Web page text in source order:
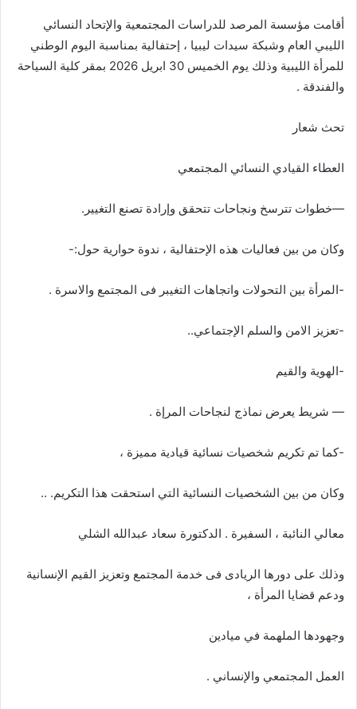
أقامت مؤسسة المرصد للدراسات المجتمعية والإتحاد النسائي
الليبي العام وشبكة سيدات ليبيا ، إحتفالية بمناسبة اليوم الوطني
للمرأة الليبية وذلك يوم الخميس 30 ابريل 2026 بمقر كلية السياحة
والفندقة .
تحث شعار
العطاء القيادي النسائي المجتمعي
—خطوات تترسخ ونجاحات تتحقق وإرادة تصنع التغيير.
وكان من بين فعاليات هذه الإحتفالية ، ندوة حوارية حول:-
-المرأة بين التحولات واتجاهات التغيبر فى المجتمع والاسرة .
-تعزيز الامن والسلم الإجتماعي..
-الهوية والقيم
— شريط يعرض نماذج لنجاحات المرإة .
-كما تم تكريم شخصيات نسائية قيادية مميزة ،
وكان من بين الشخصيات النسائية التي استحقت هذا التكريم. ..
معالي النائبة ، السفيرة . الدكتورة سعاد عبدالله الشلي
وذلك على دورها الريادى فى خدمة المجتمع وتعزيز القيم الإنسانية
ودعم قضايا المرأة ،
وجهودها الملهمة في ميادين
العمل المجتمعي والإنساني .